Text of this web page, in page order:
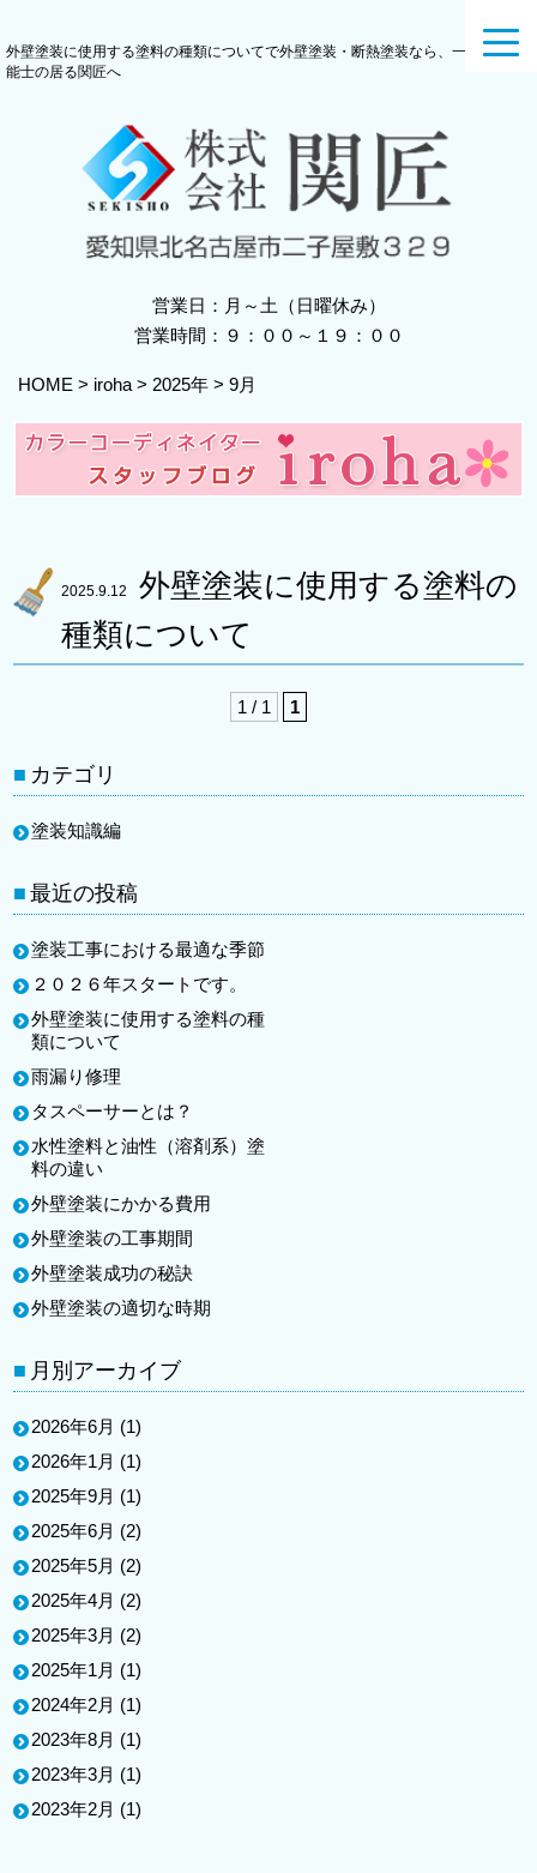
外壁塗装に使用する塗料の種類についてで外壁塗装・断熱塗装なら、一級塗装技
能士の居る関匠へ
営業日：月～土（日曜休み）
営業時間：９：００～１９：００
HOME > iroha > 2025年 > 9月
2025.9.12
外壁塗装に使用する塗料の
種類について
1 / 1 1
カテゴリ
塗装知識編
最近の投稿
塗装工事における最適な季節
２０２６年スタートです。
外壁塗装に使用する塗料の種
類について
雨漏り修理
タスペーサーとは？
水性塗料と油性（溶剤系）塗
料の違い
外壁塗装にかかる費用
外壁塗装の工事期間
外壁塗装成功の秘訣
外壁塗装の適切な時期
月別アーカイブ
2026年6月 (1)
2026年1月 (1)
2025年9月 (1)
2025年6月 (2)
2025年5月 (2)
2025年4月 (2)
2025年3月 (2)
2025年1月 (1)
2024年2月 (1)
2023年8月 (1)
2023年3月 (1)
2023年2月 (1)